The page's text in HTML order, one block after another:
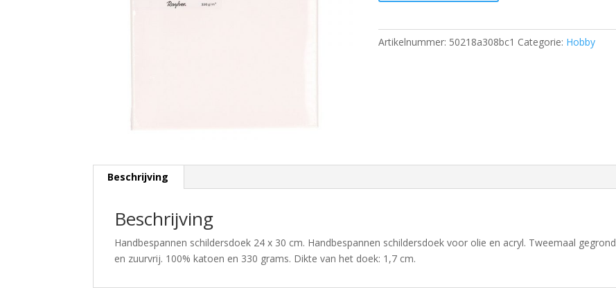
Artikelnummer: 50218a308bc1 Categorie: Hobby
Beschrijving
Beschrijving
Handbespannen schildersdoek 24 x 30 cm. Handbespannen schildersdoek voor olie en acryl. Tweemaal gegrond
en zuurvrij. 100% katoen en 330 grams. Dikte van het doek: 1,7 cm.